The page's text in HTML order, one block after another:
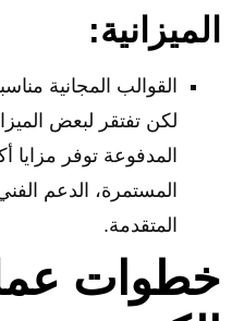
الميزانية:
القوالب المجانية
لكن تفتقر لبعض
المدفوعة توفر مزايا
المستمرة، الدعم
المتقدمة.
خطوات